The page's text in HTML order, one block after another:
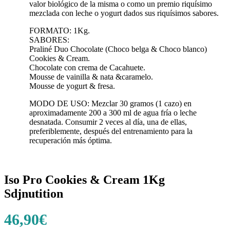
valor biológico de la misma o como un premio riquísimo
mezclada con leche o yogurt dados sus riquísimos sabores.
FORMATO: 1Kg.
SABORES:
Praliné Duo Chocolate (Choco belga & Choco blanco)
Cookies & Cream.
Chocolate con crema de Cacahuete.
Mousse de vainilla & nata &caramelo.
Mousse de yogurt & fresa.
MODO DE USO: Mezclar 30 gramos (1 cazo) en
aproximadamente 200 a 300 ml de agua fría o leche
desnatada. Consumir 2 veces al día, una de ellas,
preferiblemente, después del entrenamiento para la
recuperación más óptima.
Iso Pro Cookies & Cream 1Kg
Sdjnutition
46,90€